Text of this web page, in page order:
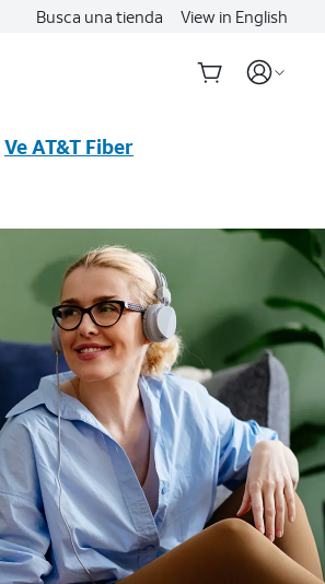
Busca una tienda View in English
Ve AT&T Fiber